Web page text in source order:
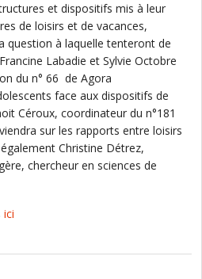
et dispositifs mis à leur
de loisirs et de vacances,
question à laquelle tenteront de
Labadie et Sylvie Octobre
du n° 66 de Agora
face aux dispositifs de
Céroux, coordinateur du n°181
sur les rapports entre loisirs
Christine Détrez,
chercheur en sciences de
ici